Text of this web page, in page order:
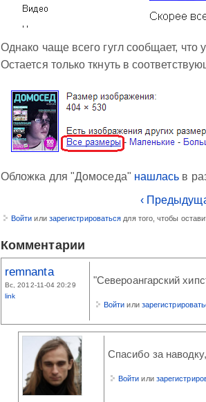
Однако чаще всего гугл сообщает, что
Остается только ткнуть в
Обложка для "Домоседа" нашлась в
‹
Войти или зарегистрироваться для того, чтобы
Комментарии
remnanta
Вс, 2012-11-04 20:29
link
"Североангарский
Войти или
Спасибо за
Войти или